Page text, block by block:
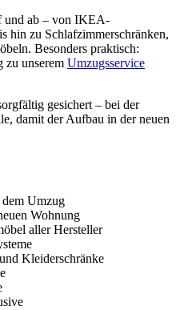
und ab – von IKEA-
hin zu Schlafzimmerschränken,
Besonders praktisch:
zu unserem Umzugsservice
gesichert – bei der
damit der Aufbau in der neuen
Umzug
Wohnung
aller Hersteller
Kleiderschränke